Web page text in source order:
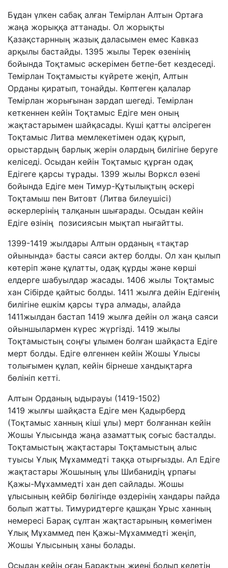
Бұдан үлкен сабақ алған Темірлан Алтын Ортаға
жаңа жорыққа аттанады. Ол жорықты
Қазақстарнның жазық даласымен емес Кавказ
арқылы бастайды. 1395 жылы Терек өзенінің
бойында Тоқтамыс әскерімен бетпе-бет кездеседі.
Темірлан Тоқтамысты күйрете жеңіп, Алтын
Орданы қиратып, тонайды. Көптеген қалалар
Темірлан жорығынан зардап шегеді. Темірлан
кеткеннен кейін Тоқтамыс Едіге мен оның
жақтастарымен шайқасады. Күші қатты әлсіреген
Тоқтамыс Литва мемлекетімен одақ құрып,
орыстардың барлық жерін олардың билігіне беруге
келіседі. Осыдан кейін Тоқтамыс құрған одақ
Едігеге қарсы тұрады. 1399 жылы Ворксл өзені
бойында Едіге мен Тимур-Құтылықтың әскері
Тоқтамыш пен Витовт (Литва билеушісі)
әскерлерінің талқанын шығарады. Осыдан кейін
Едіге өзінің позисиясын мықтап нығайтты.
1399-1419 жылдары Алтын орданың «тақтар
ойынында» басты саяси актер болды. Ол хан қылып
көтеріп және құлатты, одақ құрды және көрші
елдерге шабуылдар жасады. 1406 жылы Тоқтамыс
хан Сібірде қайтыс болды. 1411 жылға дейін Едігенің
билігіне ешкім қарсы тұра алмады, алайда
1411жылдан бастап 1419 жылға дейін ол жаңа саяси
ойыншылармен күрес жүргізді. 1419 жылы
Тоқтамыстың соңғы ұлымен болған шайқаста Едіге
мерт болды. Едіге өлгеннен кейін Жошы Ұлысы
толығымен құлап, кейін бірнеше хандықтарға
бөлініп кетті.
Алтын Орданың ыдырауы (1419-1502)
1419 жылғы шайқаста Едіге мен Қадырберд
(Тоқтамыс ханның кіші ұлы) мерт болғаннан кейін
Жошы Ұлысында жаңа азаматтық соғыс басталды.
Тоқтамыстың жақтастары Тоқтамыстың алыс
туысы Ұлық Мұхаммедті таққа отырғызды. Ал Едіге
жақтастары Жошының ұлы Шибанидің ұрпағы
Қажы-Мұхаммедті хан деп сайлады. Жошы
ұлысының кейбір бөлігінде өздерінің хандары пайда
болып жатты. Тимуридтерге қашқан Ұрыс ханның
немересі Барақ сұлтан жақтастарының көмегімен
Ұлық Мұхаммед пен Қажы-Мұхаммедті жеңіп,
Жошы Ұлысының ханы болады.
Осыдан кейін оған Барақтың жиені болып келетін